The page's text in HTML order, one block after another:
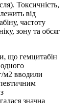
Токсичність,
від
частоту
зону та обсяг
що гемцитабін
одного
м2 вводили
значна